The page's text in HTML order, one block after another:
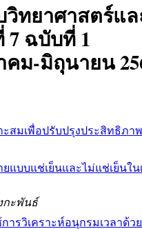
ทยาศาสตร์แ
7 ฉบับที่ 1
คม-มิถุนายน
สมเพื่อปรับปรุงประสิทธิภา
บบแช่เย็นและไม่แช่เย็นใน
กะพันธ์
ารวิเคราะห์อนุกรมเวลาด้